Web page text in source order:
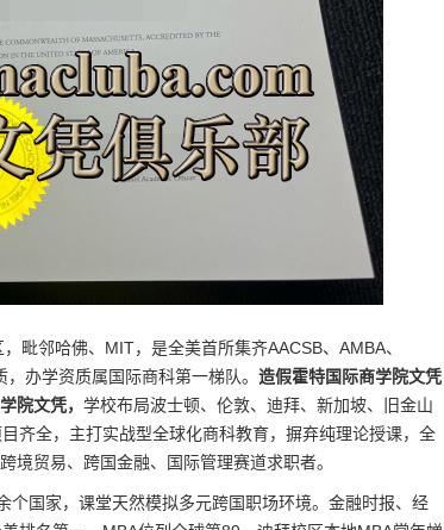
毗邻哈佛、MIT，是全美首所集齐AACSB、AMBA、
办学资质属国际商科第一梯队。 造假霍特国际商学院文凭
院文凭， 学校布局波士顿、伦敦、迪拜、新加坡、旧金山
齐全，主打实战型全球化商科教育，摒弃纯理论授课，全
境贸易、跨国金融、国际管理赛道求职者。
国家，课堂天然模拟多元跨国职场环境。金融时报、经